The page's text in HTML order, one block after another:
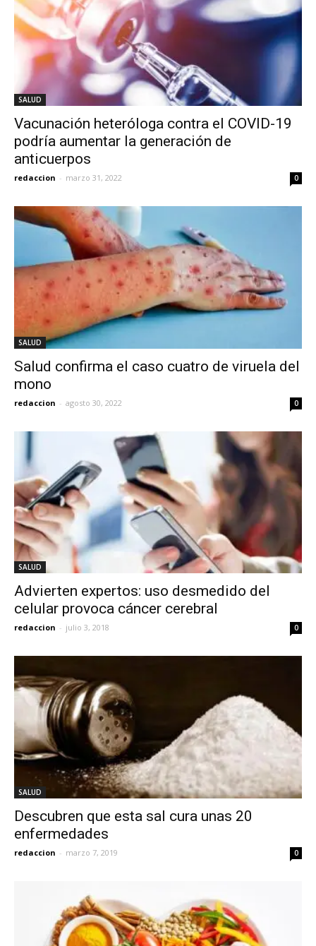
SALUD
Vacunación heteróloga contra el COVID-19
podría aumentar la generación de
anticuerpos
redaccion - marzo 31, 2022 0
SALUD
Salud confirma el caso cuatro de viruela del
mono
redaccion - agosto 30, 2022 0
SALUD
Advierten expertos: uso desmedido del
celular provoca cáncer cerebral
redaccion - julio 3, 2018 0
SALUD
Descubren que esta sal cura unas 20
enfermedades
redaccion - marzo 7, 2019 0